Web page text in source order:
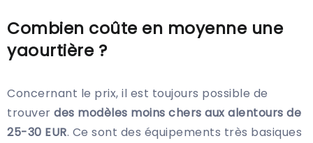
Combien coûte en moyenne une
yaourtière ?
Concernant le prix, il est toujours possible de
trouver des modèles moins chers aux alentours de
25-30 EUR. Ce sont des équipements très basiques